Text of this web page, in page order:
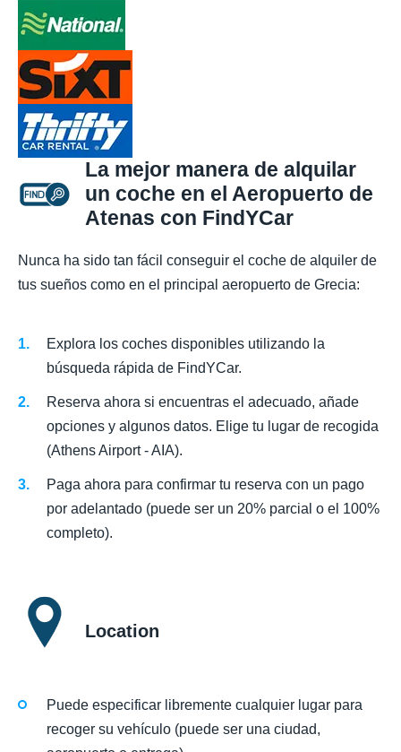
La mejor manera de alquilar
un coche en el Aeropuerto de
Atenas con FindYCar
Nunca ha sido tan fácil conseguir el coche de alquiler de
tus sueños como en el principal aeropuerto de Grecia:
Explora los coches disponibles utilizando la
búsqueda rápida de FindYCar.
Reserva ahora si encuentras el adecuado, añade
opciones y algunos datos. Elige tu lugar de recogida
(Athens Airport - AIA).
Paga ahora para confirmar tu reserva con un pago
por adelantado (puede ser un 20% parcial o el 100%
completo).
Location
Puede especificar libremente cualquier lugar para
recoger su vehículo (puede ser una ciudad,